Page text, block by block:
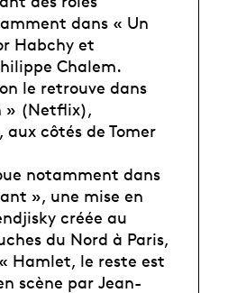
dans « Un
Habchy et
Chalem.
le retrouve dans
» (Netflix),
aux côtés de Tomer
notamment dans
», une mise en
créée au
du Nord à Paris,
Hamlet, le reste est
scène par Jean-